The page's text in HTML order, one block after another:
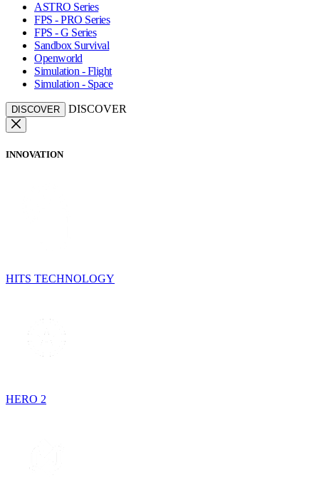
ASTRO Series
FPS - PRO Series
FPS - G Series
Sandbox Survival
Openworld
Simulation - Flight
Simulation - Space
DISCOVER DISCOVER
INNOVATION
HITS TECHNOLOGY
HERO 2